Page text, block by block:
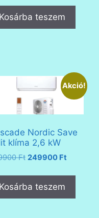
was:
539560 Ft.
is:
Kosárba teszem
Akció!
Nordic Save
klíma 2,6 kW
Ft Original
was:
269900 Ft.
249900 FtCurrent
is:
Kosárba teszem